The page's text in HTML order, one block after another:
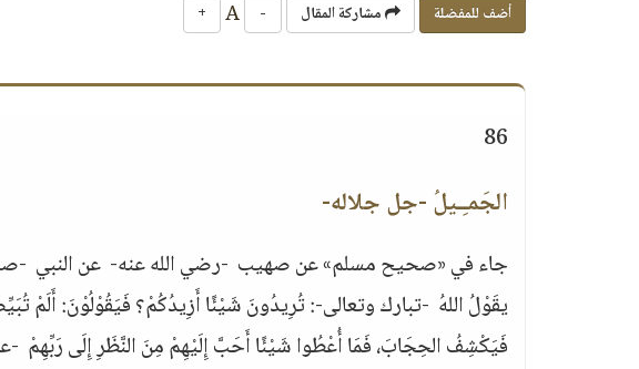
أضف للمفضلة مشاركة المقال -
+
86
الجَمـِـيلُ -جل جلاله-
جاء في «صحيح مسلم» عن صهيب -رضي الله عنه- عن النبي -صلى
يقَوْلُ اللهُ -تبارك وتعالى-: تُرِيدُونَ شَيْئًا أَزِيدُكُمْ؟ فَيَقُوْلُوْنَ: أَلَمْ
فَيَكْشِفُ الحِجَابَ، فَمَا أُعْطُوا شَيْئًا أَحَبَّ إِلَيْهِمْ مِنَ النَّظَرِ إِلَى رَبِّهِمْ